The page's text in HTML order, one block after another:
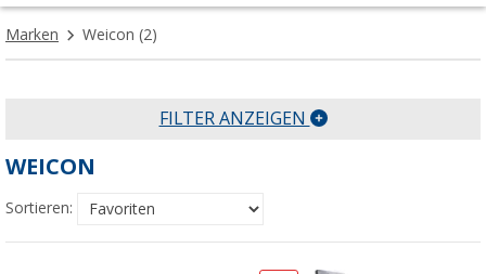
Marken Weicon (2)
FILTER ANZEIGEN
WEICON
Sortieren: